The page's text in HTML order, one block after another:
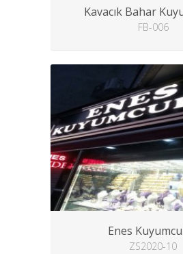
Kavacık Bahar
FB-006
Enes
ZS2020-10